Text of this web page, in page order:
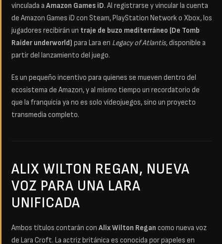
vinculada a Amazon Games iD. Al registrarse y vincular la cuenta
de Amazon Games iD con Steam, PlayStation Network o Xbox, los
jugadores recibirán un traje de buzo mediterráneo (De Tomb
Raider underworld) para Lara en Legacy of Atlantis, disponible a
partir del lanzamiento del juego.
Es un pequeño incentivo para quienes se mueven dentro del
ecosistema de Amazon, y al mismo tiempo un recordatorio de
que la franquicia ya no es solo videojuegos, sino un proyecto
transmedia completo.
ALIX WILTON REGAN, NUEVA
VOZ PARA UNA LARA
UNIFICADA
Ambos títulos contarán con Alix Wilton Regan como nueva voz
de Lara Croft. La actriz británica es conocida por papeles en